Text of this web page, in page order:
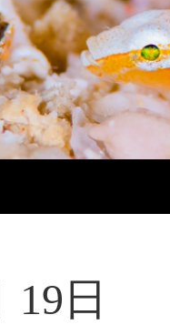
19日